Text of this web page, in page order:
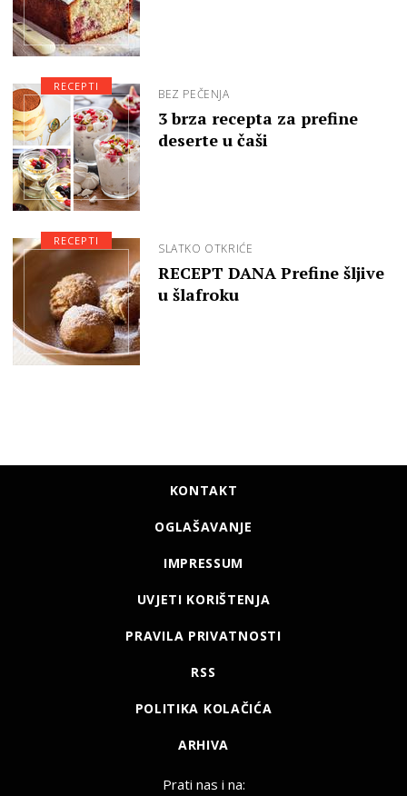
BEZ PEČENJA
3 brza recepta za prefine
deserte u čaši
RECEPTI
SLATKO OTKRIĆE
RECEPT DANA Prefine šljive
u šlafroku
RECEPTI
KONTAKT
OGLAŠAVANJE
IMPRESSUM
UVJETI KORIŠTENJA
PRAVILA PRIVATNOSTI
RSS
POLITIKA KOLAČIĆA
ARHIVA
Prati nas i na: